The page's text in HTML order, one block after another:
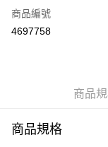
LINE Pay
ATM付款
商品編號
4697758
商品
商品規格